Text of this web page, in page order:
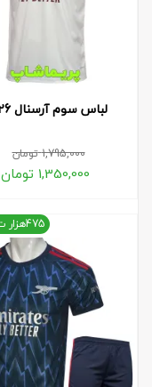
لباس سوم آرسنال 2026
1,795,000تومان
1,350,000 تومان
475هزار ت تخفیف